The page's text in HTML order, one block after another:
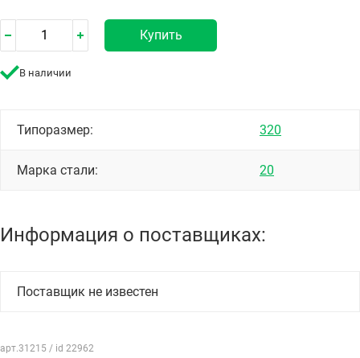
Купить
В наличии
Типоразмер: 320
Марка стали: 20
Информация о поставщиках:
Поставщик не известен
арт.31215 / id 22962